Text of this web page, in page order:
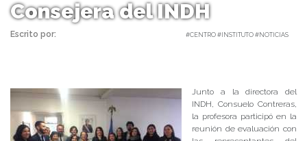
Consejera del INDH
Escrito por: #CENTRO #INSTITUTO #NOTICIAS
Junto a la directora del
INDH, Consuelo Contreras,
la profesora participó en la
reunión de evaluación con